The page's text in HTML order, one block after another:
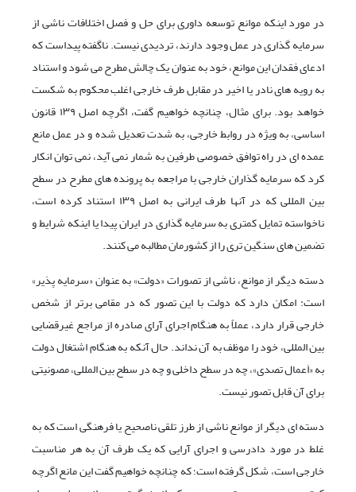
در مورد اینکه موانع توسعه داوری برای حل و فصل اختلافات ناشی از
سرمایه گذاری در عمل وجود دارند، تردیدی نیست. ناگفته پیداست که
ادعای فقدان این موانع، خود به عنوان یک چالش مطرح می شود و استناد
به رویه های نادر یا اخیر در مقابل طرف خارجی اغلب محکوم به شکست
خواهد بود. برای مثال، چنانچه خواهیم گفت، اگرچه اصل ۱۳۹ قانون
اساسی، به ویژه در روابط خارجی، به شدت تعدیل شده و در عمل مانع
عمده ای در راه توافق خصوصی طرفین به شمار نمی آید، نمی توان انکار
کرد که سرمایه گذاران خارجی با مراجعه به پرونده های مطرح در سطح
بین المللی که در آنها طرف ایرانی به اصل ۱۳۹ استناد کرده است،
ناخواسته تمایل کمتری به سرمایه گذاری در ایران پیدا یا اینکه شرایط و
تضمین های سنگین تری را از کشورمان مطالبه می کنند.
دسته دیگر از موانع، ناشی از تصورات «دولت» به عنوان «سرمایه پذیر»
است: امکان دارد که دولت با این تصور که در مقامی برتر از شخص
خارجی قرار دارد، عملاً به هنگام اجرای آرای صادره از مراجع غیرقضایی
بین المللی، خود را موظف به آن نداند. حال آنکه به هنگام اشتغال دولت
به «اَعمال تصدی»، چه در سطح داخلی و چه در سطح بین المللی، مصونیتی
برای آن قابل تصور نیست.
دسته ای دیگر از موانع ناشی از طرز تلقی ناصحیح یا فرهنگی است که به
غلط در مورد دادرسی و اجرای آرایی که یک طرف آن به هر مناسبت
خارجی است، شکل گرفته است؛ که چنانچه خواهیم گفت این مانع اگرچه